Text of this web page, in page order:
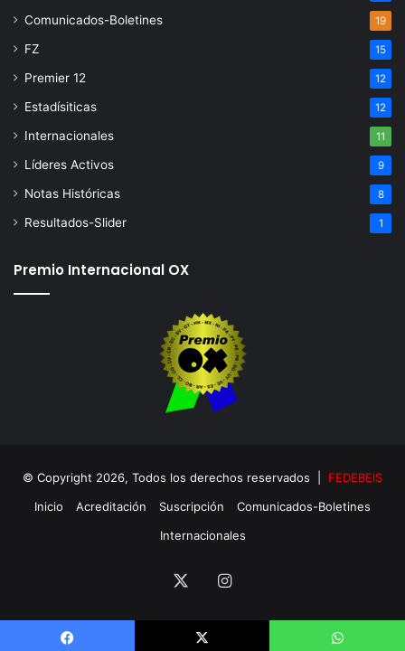
Comunicados-Boletines 19
FZ 15
Premier 12 12
Estadísiticas 12
Internacionales 11
Líderes Activos 9
Notas Históricas 8
Resultados-Slider 1
Premio Internacional OX
© Copyright 2026, Todos los derechos reservados | FEDEBEIS
Inicio
Acreditación Suscripción
Comunicados-Boletines
Internacionales
Instagram